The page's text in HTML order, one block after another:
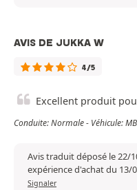
AVIS DE JUKKA W
4/5
Excellent produit
Conduite: Normale - Véhicule: MB
Avis traduit déposé le 22/
expérience d'achat du 13/
Signaler